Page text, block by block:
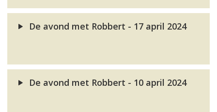
De avond met Robbert - 17 april 2024
De avond met Robbert - 10 april 2024